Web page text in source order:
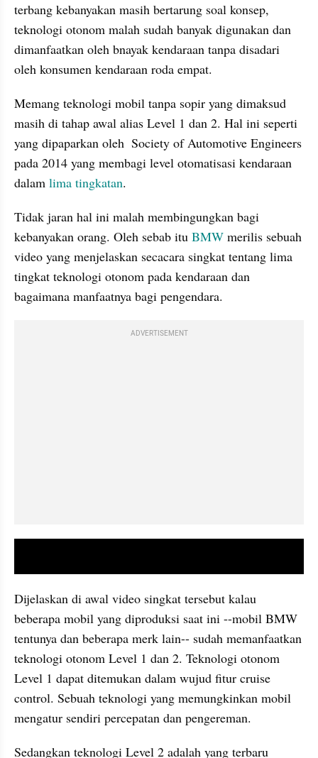
terbang kebanyakan masih bertarung soal konsep,
teknologi otonom malah sudah banyak digunakan dan
dimanfaatkan oleh bnayak kendaraan tanpa disadari
oleh konsumen kendaraan roda empat.
Memang teknologi mobil tanpa sopir yang dimaksud
masih di tahap awal alias Level 1 dan 2. Hal ini seperti
yang dipaparkan oleh  Society of Automotive Engineers
pada 2014 yang membagi level otomatisasi kendaraan
dalam lima tingkatan.
Tidak jaran hal ini malah membingungkan bagi
kebanyakan orang. Oleh sebab itu BMW merilis sebuah
video yang menjelaskan secacara singkat tentang lima
tingkat teknologi otonom pada kendaraan dan
bagaimana manfaatnya bagi pengendara.
ADVERTISEMENT
Dijelaskan di awal video singkat tersebut kalau
beberapa mobil yang diproduksi saat ini --mobil BMW
tentunya dan beberapa merk lain-- sudah memanfaatkan
teknologi otonom Level 1 dan 2. Teknologi otonom
Level 1 dapat ditemukan dalam wujud fitur cruise
control. Sebuah teknologi yang memungkinkan mobil
mengatur sendiri percepatan dan pengereman.
Sedangkan teknologi Level 2 adalah yang terbaru